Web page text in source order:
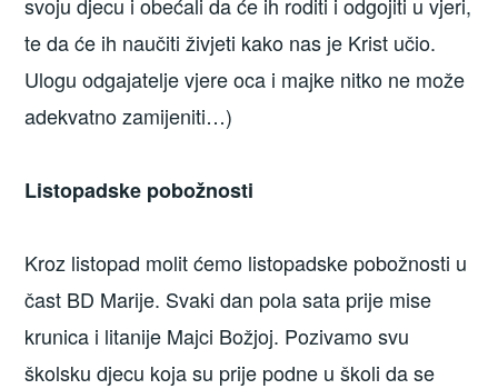
svoju djecu i obećali da će ih roditi i odgojiti u vjeri,
te da će ih naučiti živjeti kako nas je Krist učio.
Ulogu odgajatelje vjere oca i majke nitko ne može
adekvatno zamijeniti…)
Listopadske pobožnosti
Kroz listopad molit ćemo listopadske pobožnosti u
čast BD Marije. Svaki dan pola sata prije mise
krunica i litanije Majci Božjoj. Pozivamo svu
školsku djecu koja su prije podne u školi da se